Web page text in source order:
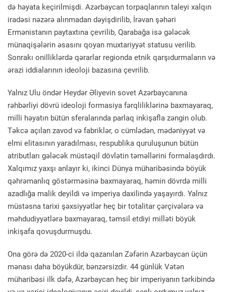
də həyata keçirilmişdi. Azərbaycan torpaqlarının taleyi xalqın
iradəsi nəzərə alınmadan dəyişdirilib, İrəvan şəhəri
Ermənistanın paytaxtına çevrilib, Qarabağa isə gələcək
münaqişələrin əsasını qoyan muxtariyyət statusu verilib.
Sonrakı onilliklərdə qərarlar regionda etnik qarşıdurmaların və
ərazi iddialarının ideoloji bazasına çevrilib.
Yalnız Ulu öndər Heydər Əliyevin sovet Azərbaycanına
rəhbərliyi dövrü ideoloji formasiya fərqliliklərinə baxmayaraq,
milli həyatın bütün sferalarında parlaq inkişafla zəngin olub.
Təkcə açılan zavod və fabriklər, o cümlədən, mədəniyyət və
elmi elitasının yaradılması, respublika quruluşunun bütün
atributları gələcək müstəqil dövlətin təməllərini formalaşdırdı.
Xalqımız yaxşı anlayır ki, ikinci Dünya müharibəsində böyük
qəhrəmanlıq göstərməsinə baxmayaraq, həmin dövrdə milli
azadlığa malik deyildi və imperiya daxilində yaşayırdı. Yalnız
müstəsna tarixi şəxsiyyətlər heç bir totalitar çərçivələrə və
məhdudiyyətlərə baxmayaraq, təmsil etdiyi milləti böyük
inkişafa qovuşdurmuşdu.
Ona görə də 2020-ci ildə qazanılan Zəfərin Azərbaycan üçün
mənası daha böyükdür, bənzərsizdir. 44 günlük Vətən
müharibəsi ilk dəfə, Azərbaycan heç bir imperiyanın tərkibində